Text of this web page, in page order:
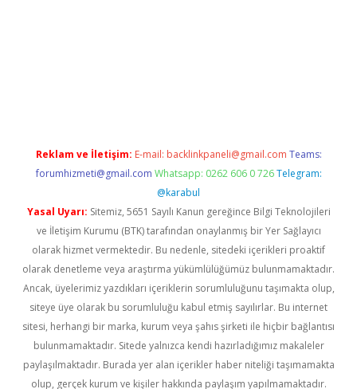
Reklam ve İletişim: E-mail: backlinkpaneli@gmail.com Teams:
forumhizmeti@gmail.com Whatsapp: 0262 606 0 726 Telegram:
@karabul
Yasal Uyarı: Sitemiz, 5651 Sayılı Kanun gereğince Bilgi Teknolojileri
ve İletişim Kurumu (BTK) tarafından onaylanmış bir Yer Sağlayıcı
olarak hizmet vermektedir. Bu nedenle, sitedeki içerikleri proaktif
olarak denetleme veya araştırma yükümlülüğümüz bulunmamaktadır.
Ancak, üyelerimiz yazdıkları içeriklerin sorumluluğunu taşımakta olup,
siteye üye olarak bu sorumluluğu kabul etmiş sayılırlar. Bu internet
sitesi, herhangi bir marka, kurum veya şahıs şirketi ile hiçbir bağlantısı
bulunmamaktadır. Sitede yalnızca kendi hazırladığımız makaleler
paylaşılmaktadır. Burada yer alan içerikler haber niteliği taşımamakta
olup, gerçek kurum ve kişiler hakkında paylaşım yapılmamaktadır.